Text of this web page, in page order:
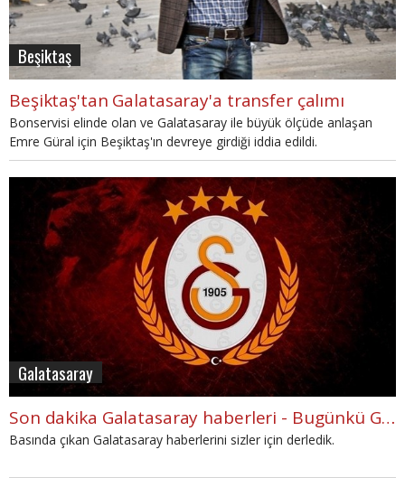
Beşiktaş
Beşiktaş'tan Galatasaray'a transfer çalımı
Bonservisi elinde olan ve Galatasaray ile büyük ölçüde anlaşan
Emre Güral için Beşiktaş'ın devreye girdiği iddia edildi.
Galatasaray
Son dakika Galatasaray haberleri - Bugünkü Galatasaray gelişmeleri - GS (19 Mayıs 2016 Perşembe)
Basında çıkan Galatasaray haberlerini sizler için derledik.